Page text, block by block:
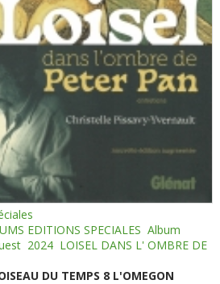
EDITIONS SPECIALES Album
2024 LOISEL DANS L' OMBRE DE
DU TEMPS 8 L'OMEGON